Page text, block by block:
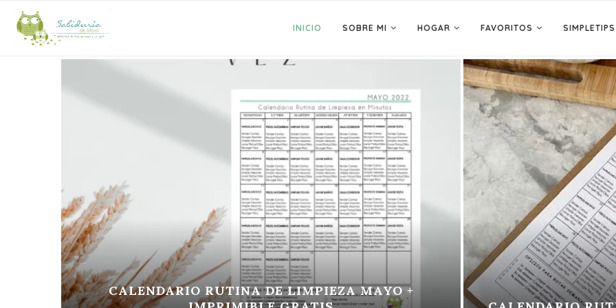
INICIO SOBRE MI HOGAR FAVORITOS SIMPLETIPS
CALENDARIO RUTINA DE LIMPIEZA MAYO +